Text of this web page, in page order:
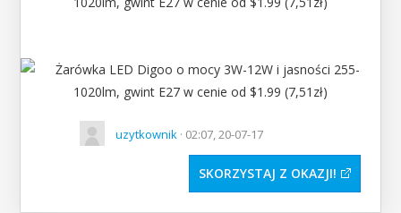
uzytkownik · 02:07, 20-07-17
SKORZYSTAJ Z OKAZJI